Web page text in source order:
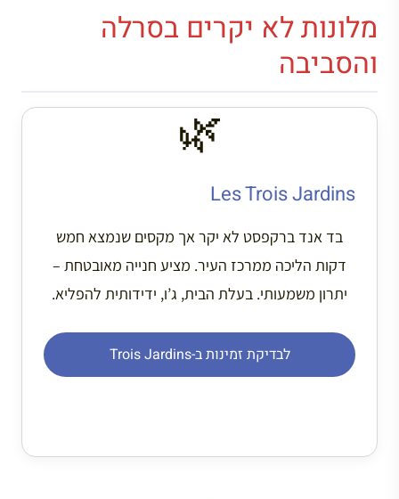
מלונות לא יקרים בסרלה
והסביבה
🌿
Les Trois Jardins
בד אנד ברקפסט לא יקר אך מקסים שנמצא חמש
דקות הליכה ממרכז העיר. מציע חנייה מאובטחת –
יתרון משמעותי. בעלת הבית, ג’ו, ידידותית להפליא.
לבדיקת זמינות ב-Trois Jardins